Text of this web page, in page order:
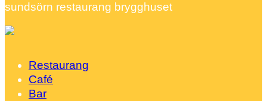
sundsörn restaurang brygghuset
Restaurang
Café
Bar